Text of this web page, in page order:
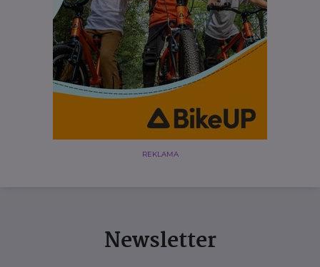
REKLAMA
Newsletter